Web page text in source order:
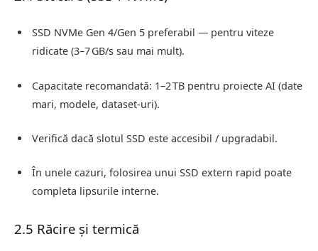
SSD NVMe Gen 4/Gen 5 preferabil — pentru viteze
ridicate (3–7 GB/s sau mai mult).
Capacitate recomandată: 1–2 TB pentru proiecte AI (date
mari, modele, dataset-uri).
Verifică dacă slotul SSD este accesibil / upgradabil.
În unele cazuri, folosirea unui SSD extern rapid poate
completa lipsurile interne.
2.5 Răcire și termică